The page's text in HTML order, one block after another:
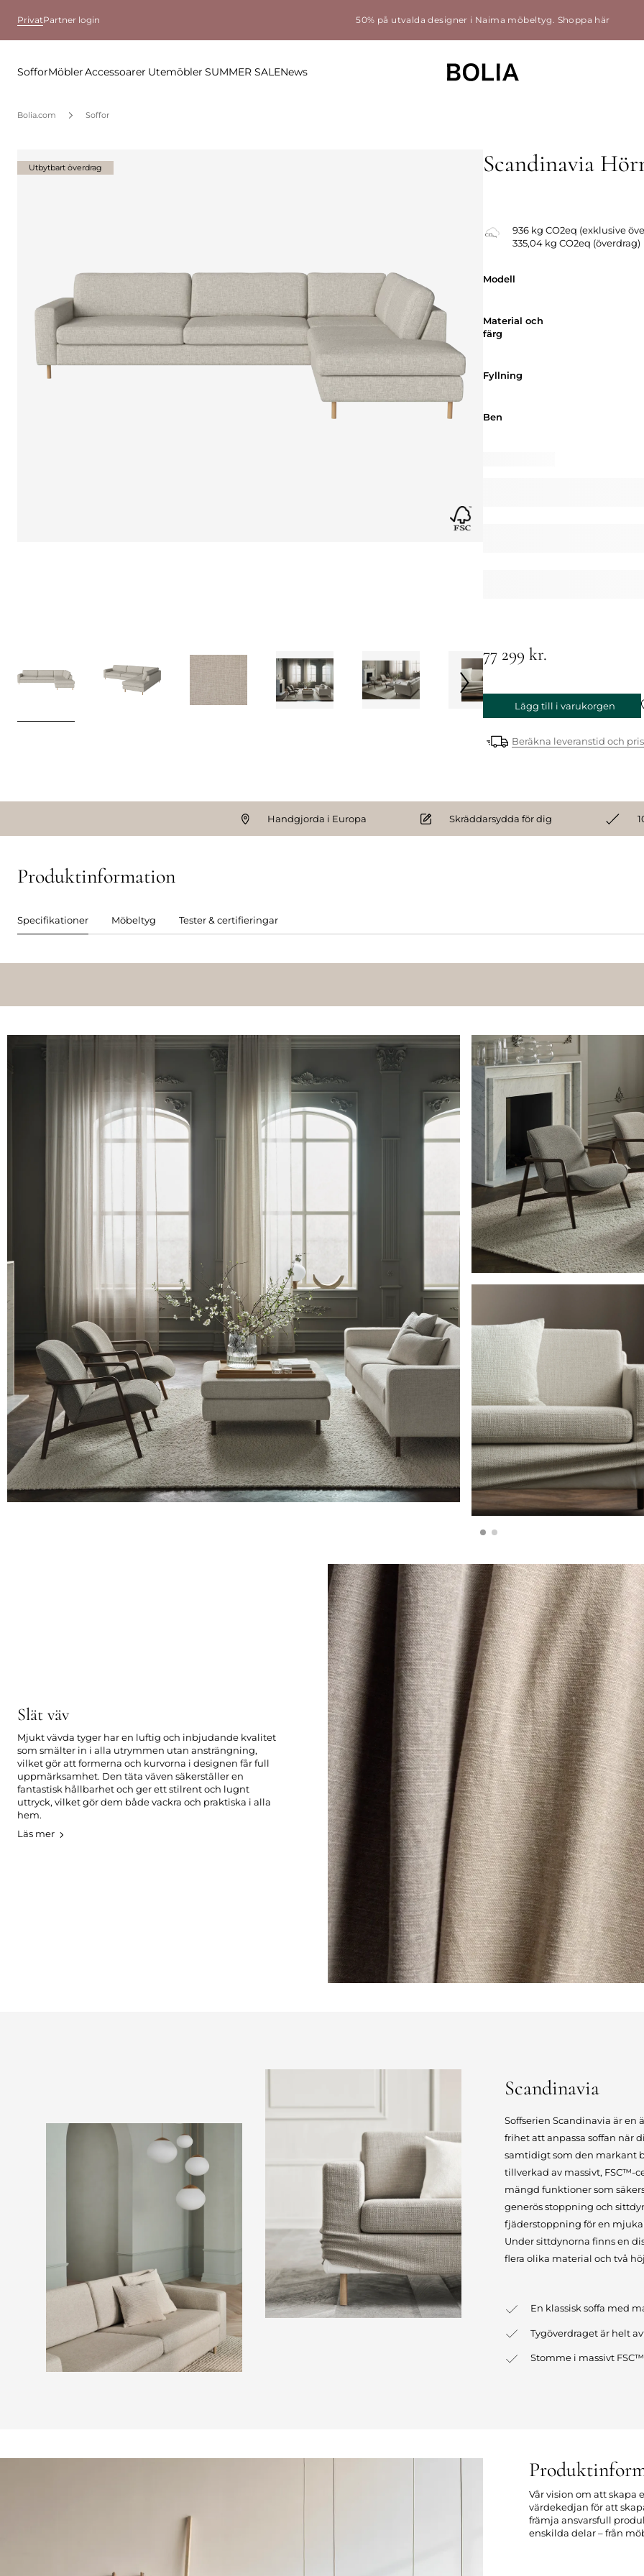
PrivatPartner login 50% på utvalda designer i Naima möbeltyg. Shoppa här
SofforMöblerAccessoarer Utemöbler SUMMER SALENews
Bolia.com Soffor
Scandinavia
936 kg CO2eq (exklusive
335,04 kg CO2eq (överdrag)
Modell
Material och
färg
Fyllning
Ben
77 299 kr.
Lägg till i varukorgen
Beräkna leveranstid och pris
Utbytbart överdrag Utbytbart överdrag
Handgjorda i Europa Skräddarsydda för dig
Produktinformation
Specifikationer Möbeltyg Tester & certifieringar
Slät väv
Mjukt vävda tyger har en luftig och inbjudande kvalitet
som smälter in i alla utrymmen utan ansträngning,
vilket gör att formerna och kurvorna i designen får full
uppmärksamhet. Den täta väven säkerställer en
fantastisk hållbarhet och ger ett stilrent och lugnt
uttryck, vilket gör dem både vackra och praktiska i alla
hem.
Läs mer
Scandinavia
Soffserien Scandinavia är
frihet att anpassa soffan när
samtidigt som den markant
tillverkad av massivt, FSC™-
mängd funktioner som
generös stoppning och
fjäderstoppning för en
Under sittdynorna finns en
flera olika material och två
En klassisk soffa med
Tygöverdraget är helt
Stomme i massivt
Vår vision om att skapa
värdekedjan för att
främja ansvarsfull
enskilda delar – från